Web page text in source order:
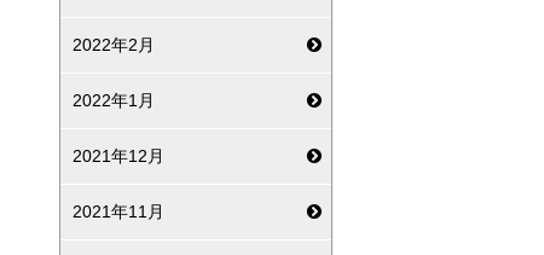
2022年2月
2022年1月
2021年12月
2021年11月